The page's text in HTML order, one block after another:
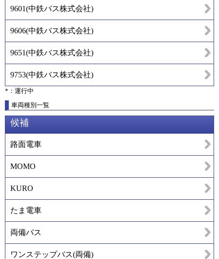
9601(中鉄バス株式会社)
9606(中鉄バス株式会社)
9651(中鉄バス株式会社)
9753(中鉄バス株式会社)
*：運行中
車両種別一覧
候補
路面電車
MOMO
KURO
たま電車
両備バス
ワンステップバス(両備)